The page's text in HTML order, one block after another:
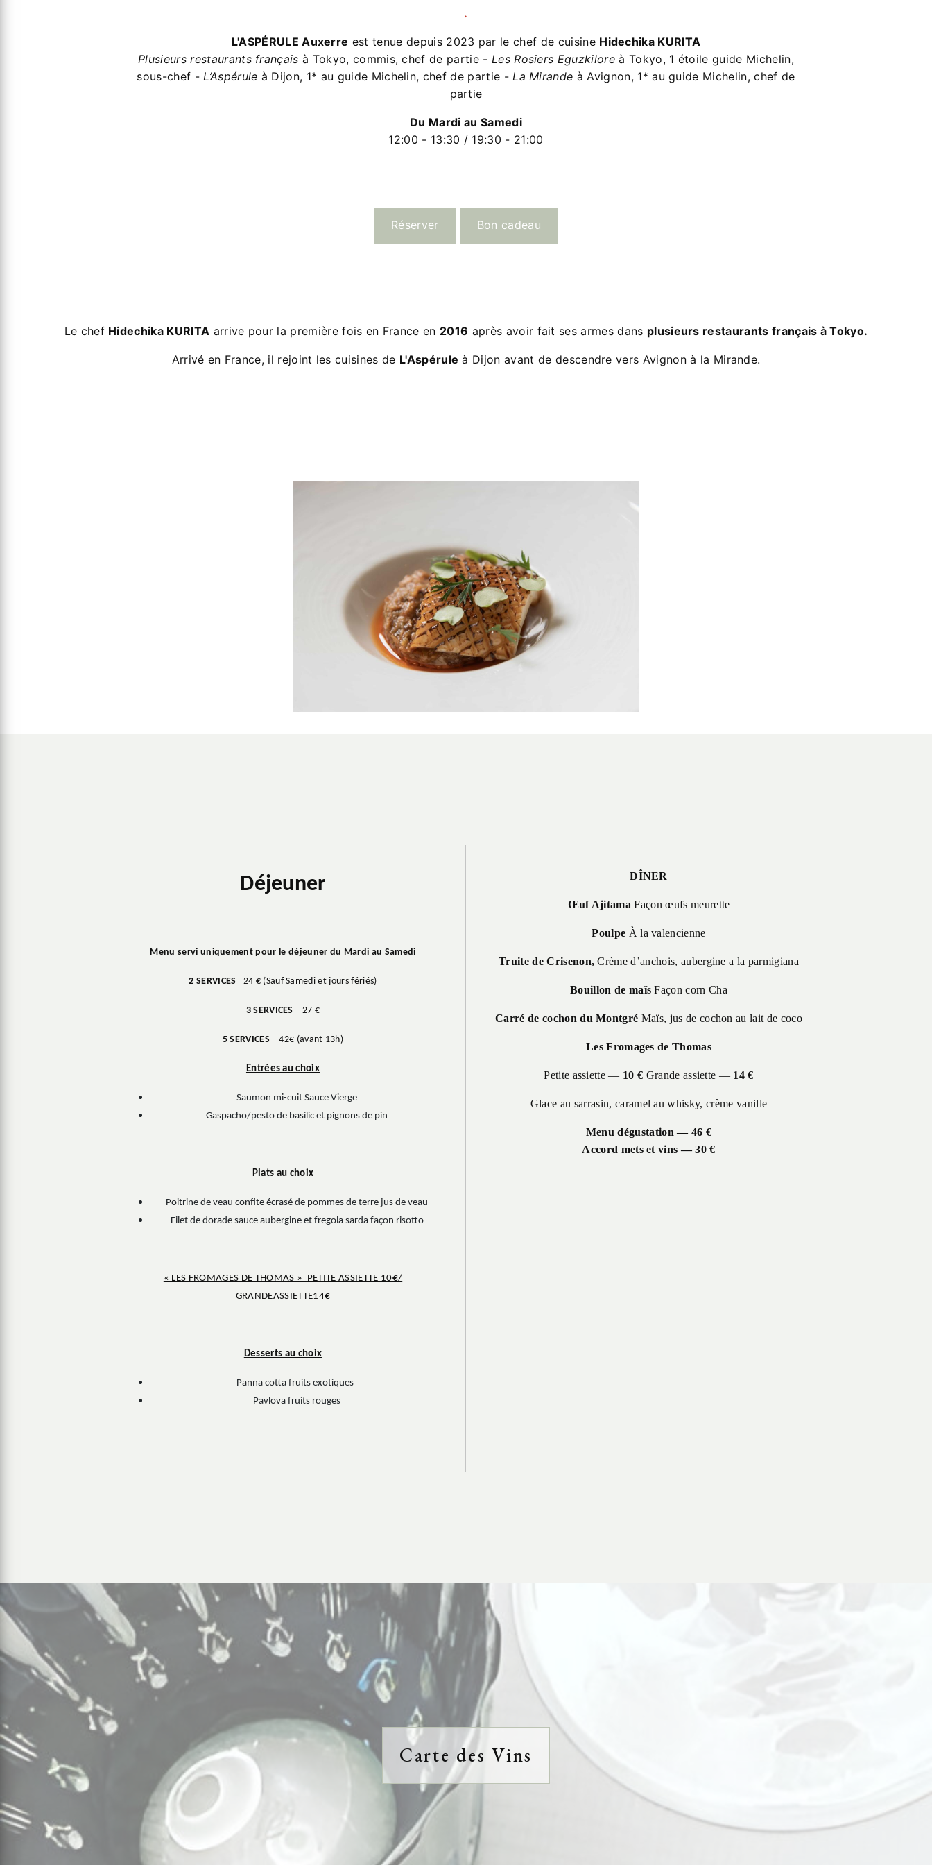
.
L'ASPÉRULE Auxerre est tenue depuis 2023 par le chef de cuisine Hidechika KURITA
Plusieurs restaurants français à Tokyo, commis, chef de partie - Les Rosiers Eguzkiloreà Tokyo, 1 étoile guide Michelin,
sous-chef - L’Aspérule à Dijon, 1* au guide Michelin, chef de partie - La Mirande à Avignon, 1* au guide Michelin, chef de
partie
Du Mardi au Samedi
12:00 - 13:30 / 19:30 - 21:00
Réserver Bon cadeau
Le chef Hidechika KURITA arrive pour la première fois en France en 2016 après avoir fait ses armes dans plusieurs restaurants français à Tokyo.
Arrivé en France, il rejoint les cuisines de L'Aspérule à Dijon avant de descendre vers Avignon à la Mirande.
Déjeuner
Menu servi uniquement pour le déjeuner du Mardi au Samedi
2 SERVICES 24 € (Sauf Samedi et jours fériés)
3 SERVICES 27 €
5 SERVICES 42€ (avant 13h)
Entrées au choix
Saumon mi-cuit Sauce Vierge
Gaspacho/pesto de basilic et pignons de pin
Plats au choix
Poitrine de veau confite écrasé de pommes de terre jus de veau
Filet de dorade sauce aubergine et fregola sarda façon risotto
« LES FROMAGES DE THOMAS » PETITE ASSIETTE 10€/
GRANDEASSIETTE14€
Desserts au choix
Panna cotta fruits exotiques
Pavlova fruits rouges
DÎNER
Œuf Ajitama Façon œufs meurette
Poulpe À la valencienne
Truite de Crisenon, Crème d’anchois, aubergine a la parmigiana
Bouillon de maïs Façon corn Cha
Carré de cochon du Montgré Maïs, jus de cochon au lait de coco
Les Fromages de Thomas
Petite assiette — 10 € Grande assiette — 14 €
Glace au sarrasin, caramel au whisky, crème vanille
Menu dégustation — 46 €
Accord mets et vins — 30 €
Carte des Vins